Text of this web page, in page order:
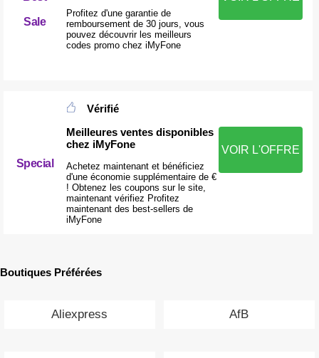
Sale
Profitez d'une garantie de
remboursement de 30 jours, vous
pouvez découvrir les meilleurs
codes promo chez iMyFone
Special
Vérifié
Meilleures ventes disponibles
chez iMyFone
Achetez maintenant et bénéficiez
d'une économie supplémentaire de €
! Obtenez les coupons sur le site,
maintenant vérifiez Profitez
maintenant des best-sellers de
iMyFone
VOIR L'OFFRE
Boutiques Préférées
Aliexpress AfB